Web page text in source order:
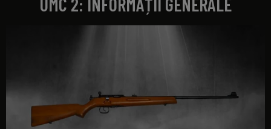
UMC 2: INFORMAȚII GENERALE